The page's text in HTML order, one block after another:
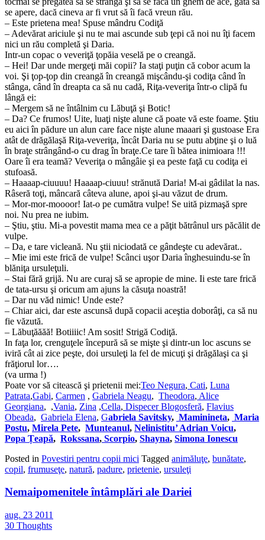
se apere, dacă cineva ar fi vrut să îi facă vreun rău.
– Este prietena mea! Spuse mândru Codiţă
– Adevărat ariciule şi nu te mai ascunde sub ţepi că noi nu îţi facem
nici un rău completă şi Daria.
Intr-un copac o veveriţă ţopăia veselă pe o creangă.
– Hei! Dar unde mergeţi măi copii? Ia staţi puţin că cobor acum la
voi. Şi ţop-ţop din creangă în creangă mişcându-şi codiţa când în
stânga, când în dreapta ca să nu cadă, Riţa-veveriţa într-o clipă fu
lângă ei:
– Mergem să ne întâlnim cu Lăbuţă şi Botic!
– Da? Ce frumos! Uite, luaţi nişte alune că poate vă este foame. Ştiu
eu aici în pădure un alun care face nişte alune maaari şi gustoase Era
atât de drăgălaşă Riţa-veveriţa, încât Daria nu se putu abţine şi o luă
în braţe strângând-o cu drag în braţe.Ce tare îi bătea inimioara !!!
Oare îi era teamă? Veveriţa o mângâie şi ea peste faţă cu codiţa ei
stufoasă.
– Haaaap-ciuuuu! Haaaap-ciuuu! strănută Daria! M-ai gâdilat la nas.
Râseră toţi, mâncară câteva alune, apoi şi-au văzut de drum.
– Mor-mor-moooor! Iat-o pe cumătra vulpe! Se uită pizmaşă spre
noi. Nu prea ne iubim.
– Ştiu, ştiu. Mi-a povestit mama mea ce a păţit bătrânul urs păcălit de
vulpe.
– Da, e tare vicleană. Nu ştii niciodată ce gândeşte cu adevărat..
– Mie imi este frică de vulpe! Scânci uşor Daria înghesuindu-se în
blăniţa ursuleţuli.
– Stai fără grijă. Nu are curaj să se apropie de mine. Ii este tare frică
de tata-ursu şi oricum am ajuns la căsuţa noastră!
– Dar nu văd nimic! Unde este?
– Chiar aici, dar este ascunsă după copacii aceştia doborâţi, ca să nu
fie văzută.
– Lăbuţăăăă! Botiiiic! Am sosit! Strigă Codiţă.
In faţa lor, crenguţele începură să se mişte şi dintr-un loc ascuns se
iviră cât ai zice peşte, doi ursuleţi la fel de micuţi şi drăgălaşi ca şi
frăţiorul lor….
(va urma !)
Poate vor să citească şi prietenii mei:Teo Negura, Cati, Luna
Patrata,Gabi, Carmen , Gabriela Neagu, Theodora, Alice
Georgiana, ,Vania, Zina ,Cella, Dispecer Blogosferă, Flavius
Obeada, Gabriela Elena, Gabriela Savitsky, Maminineta, Maria
Postu, Mirela Pete, Munteanul, Nelinistitu’ Adrian Voicu,
Popa Țeapă, Rokssana, Scorpio, Shayna, Simona Ionescu
Posted in Povestiri pentru copii mici Tagged animăluţe, bunătate,
copil, frumuseţe, natură, padure, prietenie, ursuleţi
Nemaipomenitele întâmplări ale Dariei
aug. 23 2011
30 Thoughts